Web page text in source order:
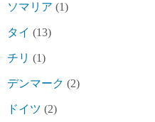
ソマリア (1)
タイ (13)
チリ (1)
デンマーク (2)
ドイツ (2)